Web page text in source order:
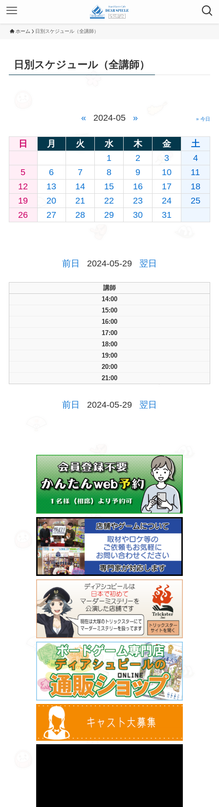
ホーム 日別スケジュール（全講師）
日別スケジュール（全講師）
« 2024-05 » » 今日
日 月 火 水 木 金
土
1
2 3
4
5
6 7 8 9 10
11
12
13 14 15 16 17
18
19
20 21 22 23 24
25
26
27 28 29 30 31
前日 2024-05-29 翌日
講師
14:00
15:00
16:00
17:00
18:00
19:00
20:00
21:00
前日 2024-05-29 翌日